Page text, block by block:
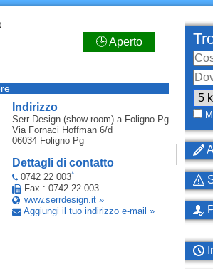
🕒 Aperto
Indirizzo
Serr Design (show-room)a Foligno Pg
Via Fornaci Hoffman 6/d
06034 Foligno Pg
Dettagli di contatto
0742 22 003*
Fax.: 0742 22 003
www.serrdesign.it »
Aggiungi il tuo indirizzo e-mail »